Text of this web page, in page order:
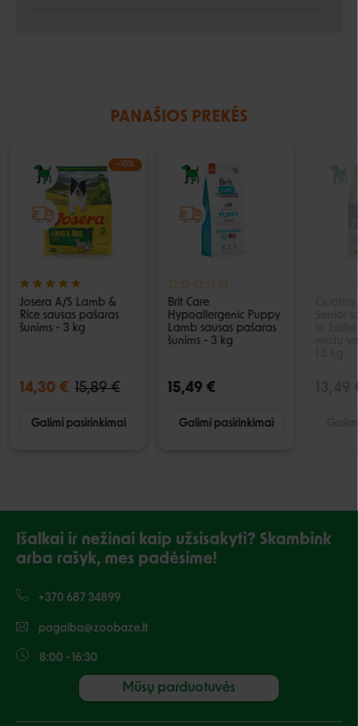
PANAŠIOS PREKĖS
−10%
Josera A/S Lamb &
Rice sausas pašaras
šunims - 3 kg
14,30 € 15,89 €
Galimi pasirinkimai
Brit Care
Hypoallergenic Puppy
Lamb sausas pašaras
šunims - 3 kg
15,49 €
Galimi pasirinkimai
Senior
mažų
13,49
Išalkai ir nežinai kaip užsisakyti? Skambink
arba rašyk, mes padėsime!
+370 687 34899
pagalba@zoobaze.lt
8:00 - 16:30
Mūsų parduotuvės